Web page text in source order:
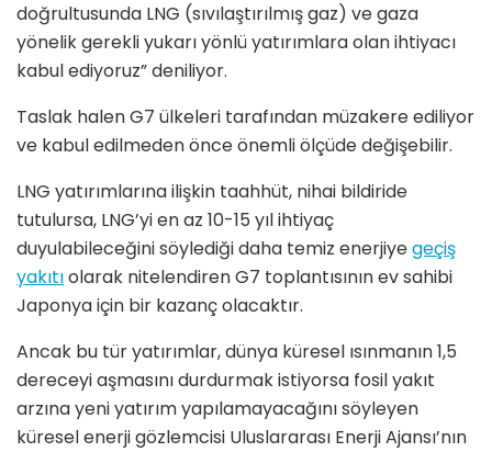
doğrultusunda LNG (sıvılaştırılmış gaz) ve gaza
yönelik gerekli yukarı yönlü yatırımlara olan ihtiyacı
kabul ediyoruz” deniliyor.
Taslak halen G7 ülkeleri tarafından müzakere ediliyor
ve kabul edilmeden önce önemli ölçüde değişebilir.
LNG yatırımlarına ilişkin taahhüt, nihai bildiride
tutulursa, LNG’yi en az 10-15 yıl ihtiyaç
duyulabileceğini söylediği daha temiz enerjiyegeçiş
yakıtıolarak nitelendiren G7 toplantısının ev sahibi
Japonya için bir kazanç olacaktır.
Ancak bu tür yatırımlar, dünya küresel ısınmanın 1,5
dereceyi aşmasını durdurmak istiyorsa fosil yakıt
arzına yeni yatırım yapılamayacağını söyleyen
küresel enerji gözlemcisi Uluslararası Enerji Ajansı’nın